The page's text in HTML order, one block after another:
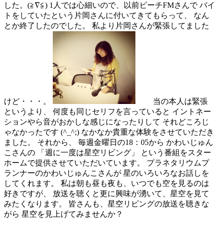
した。(≧∇≦) 1人では心細いので、以前ビーチFMさんで バイ
トをしていたという片岡さんに付いてきてもらって、 なん
とか終了したのでした。 私より片岡さんが緊張してました
けど・・・。
当の本人は緊張
というより、 何度も同じセリフを言っていると イントネー
ションやら音がおかしな感じになったりして それどころじ
ゃなかったです (^_^;) なかなか貴重な体験をさせていただき
ました。 それから、 毎週金曜日の18：05から かわいじゅん
こさんの 「週に一度は星空リビング」 という番組をスター
ホームで提供させていただいています。 プラネタリウムプ
ランナーのかわいじゅんこさんが 星のいろいろなお話しを
してくれます。 私は朝も昼も夜も、いつでも空を見るのは
好きですが、 放送を聴くと更に興味が湧いて、星空を見て
みたくなります。 皆さんも、星空リビングの放送を聴きな
がら 星空を見上げてみませんか？